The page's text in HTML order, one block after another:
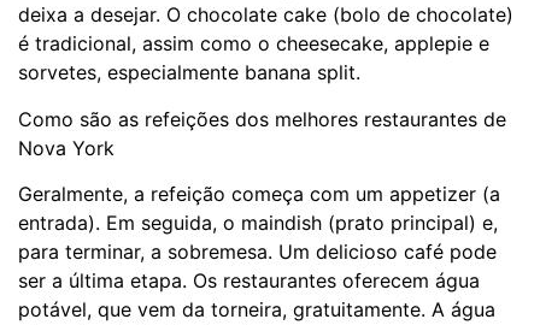
deixa a desejar. O chocolate cake (bolo de chocolate)
é tradicional, assim como o cheesecake, applepie e
sorvetes, especialmente banana split.
Como são as refeições dos melhores restaurantes de
Nova York
Geralmente, a refeição começa com um appetizer (a
entrada). Em seguida, o maindish (prato principal) e,
para terminar, a sobremesa. Um delicioso café pode
ser a última etapa. Os restaurantes oferecem água
potável, que vem da torneira, gratuitamente. A água